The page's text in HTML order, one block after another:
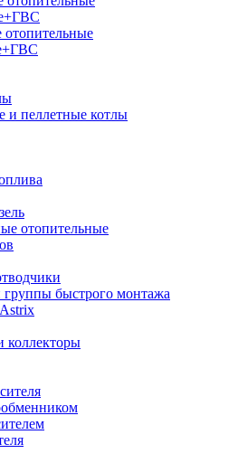
отопительные
и пеллетные котлы
отопительные
группы быстрого монтажа
коллекторы